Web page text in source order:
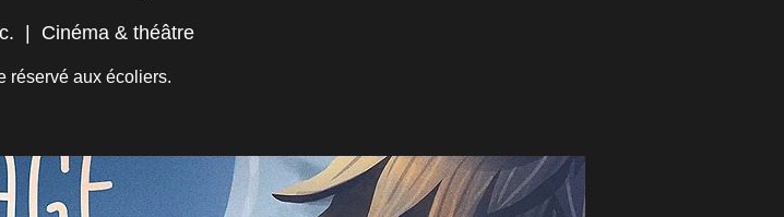
Cinéma & théâtre
réservé aux écoliers.